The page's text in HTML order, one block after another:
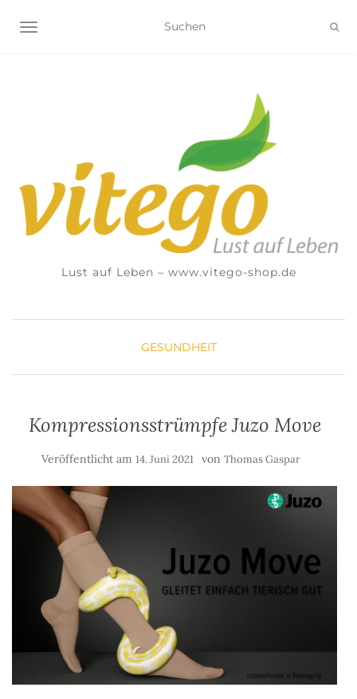
NAVIGATION UMSCHALTEN
Lust auf Leben – www.vitego-shop.de
GESUNDHEIT
Kompressionsstrümpfe Juzo Move
Veröffentlicht am 14. Juni 2021 von Thomas Gaspar